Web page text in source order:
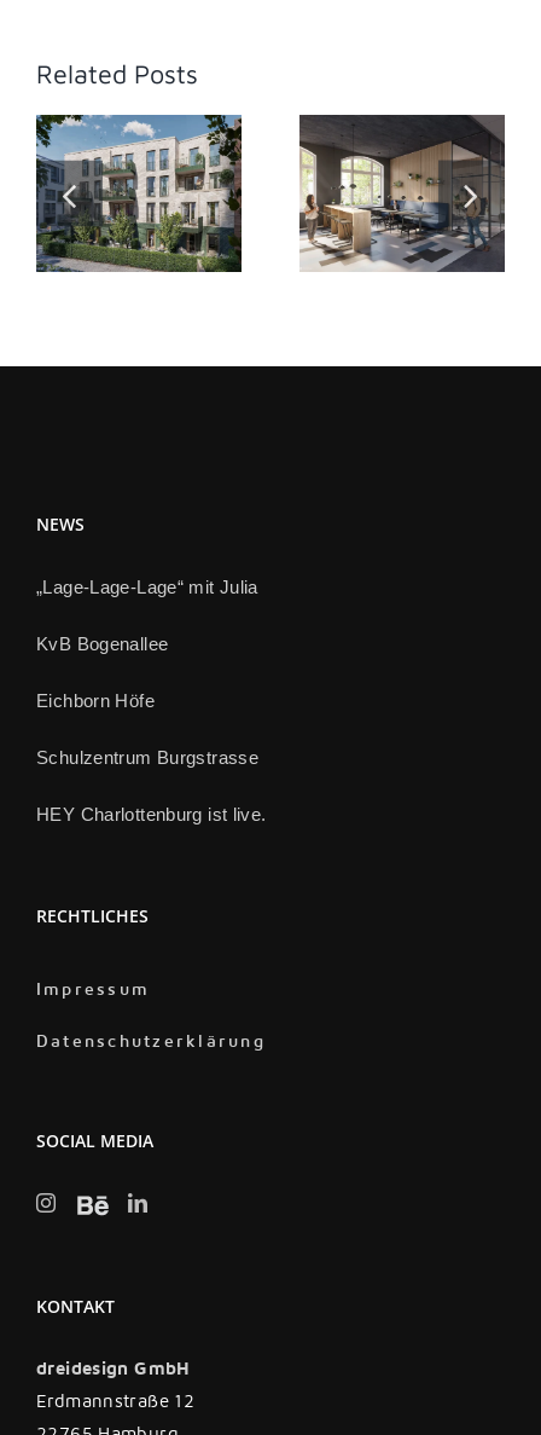
Related Posts
Eichborn Höfe
Schulzentrum
Burgstrasse
NEWS
„Lage-Lage-Lage“ mit Julia
KvB Bogenallee
Eichborn Höfe
Schulzentrum Burgstrasse
HEY Charlottenburg ist live.
RECHTLICHES
Impressum
Datenschutzerklärung
SOCIAL MEDIA
KONTAKT
dreidesign GmbH
Erdmannstraße 12